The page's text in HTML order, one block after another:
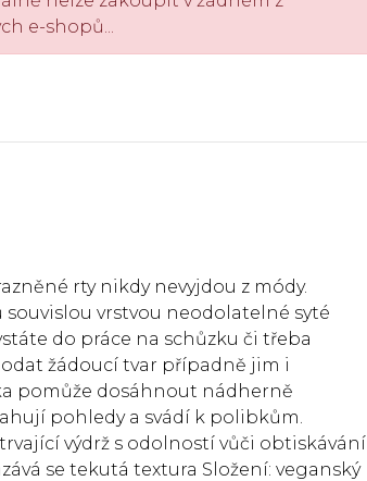
e-shopů...
rty nikdy nevyjdou z módy.
vrstvou neodolatelné syté
do práce na schůzku či třeba
žádoucí tvar případně jim i
pomůže dosáhnout nádherně
pohledy a svádí k polibkům.
výdrž s odolností vůči obtiskávání
se tekutá textura Složení: veganský